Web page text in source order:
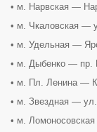
• м. Нарвская —
• м. Чкаловская —
• м. Удельная —
• м. Дыбенко — пр.
• м. Пл. Ленина —
• м. Звездная —
• м.